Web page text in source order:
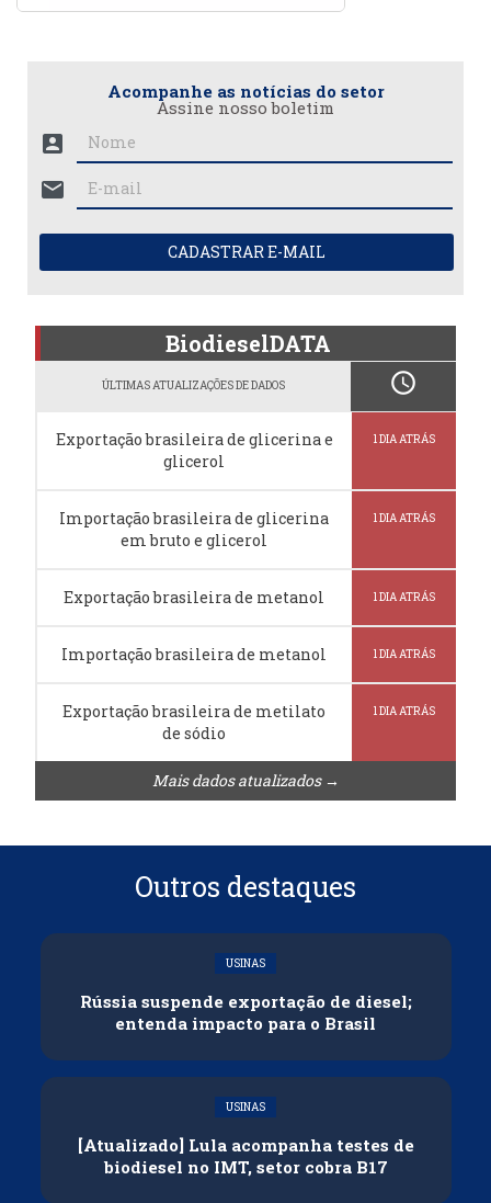
Acompanhe as notícias do setor
Assine nosso boletim
account_box
mail
CADASTRAR E-MAIL
BiodieselDATA
ÚLTIMAS ATUALIZAÇÕES DE DADOS schedule
Exportação brasileira de glicerina e
glicerol
1 DIA ATRÁS
Importação brasileira de glicerina
em bruto e glicerol
1 DIA ATRÁS
Exportação brasileira de metanol 1 DIA ATRÁS
Importação brasileira de metanol 1 DIA ATRÁS
Exportação brasileira de metilato
de sódio
1 DIA ATRÁS
Mais dados atualizados →
Outros destaques
USINAS
Rússia suspende exportação de diesel;
entenda impacto para o Brasil
USINAS
[Atualizado] Lula acompanha testes de
biodiesel no IMT, setor cobra B17